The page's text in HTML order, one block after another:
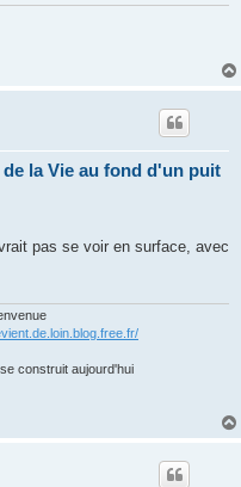
la Vie au fond d'un puit
pas se voir en surface, avec
construit aujourd'hui